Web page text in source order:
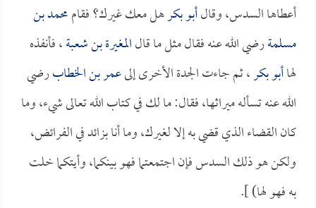
أعطاها السدس، وقالأبو بكرهل معك غيرك؟ فقاممحمد بن
مسلمةرضي الله عنه فقال مثل ما قالالمغيرة بن شعبة، فأنفذه
لهاأبو بكر، ثم جاءت الجدة الأخرى إلىعمر بن الخطابرضي
الله عنه تسأله ميراثها، فقال: ما لك في كتاب الله تعالى شيء، وما
كان القضاء الذي قضي به إلا لغيرك، وما أنا بزائد في الفرائض،
ولكن هو ذلك السدس فإن اجتمعتما فهو بينكما، وأيتكما خلت
به فهو لها) ].